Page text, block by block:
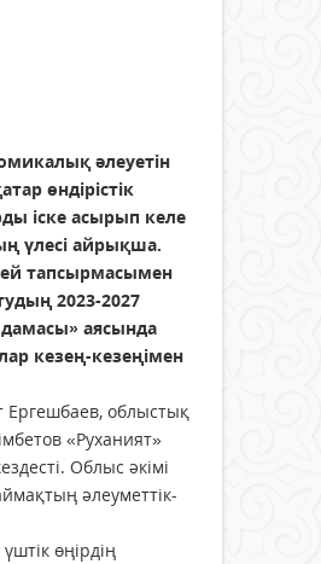
әлеуетін
өндірістік
іске асырып келе
үлесі айрықша.
тапсырмасымен
2023-2027
аясында
кезең-кезеңімен
Ергешбаев, облыстық
«Руханият»
Облыс әкімі
әлеуметтік-
өңірдің